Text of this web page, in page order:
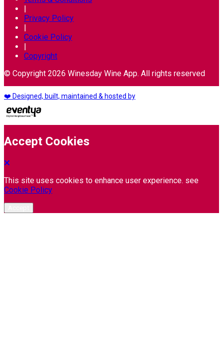
|
Privacy Policy
|
Cookie Policy
|
Copyright
© Copyright 2026 Winesday Wine App. All rights reserved
❤️ Designed, built, maintained & hosted by
Accept Cookies
This site uses cookies to enhance user experience. see
Cookie Policy